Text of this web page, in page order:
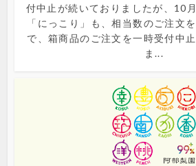
付中止が続いておりましたが、10
「にっこり」も、相当数のご注文
で、箱商品のご注文を一時受付中
ま...